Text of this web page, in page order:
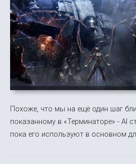
Похоже, что мы на ещё один шаг
показанному в «Терминаторе» - AI
пока его используют в основном